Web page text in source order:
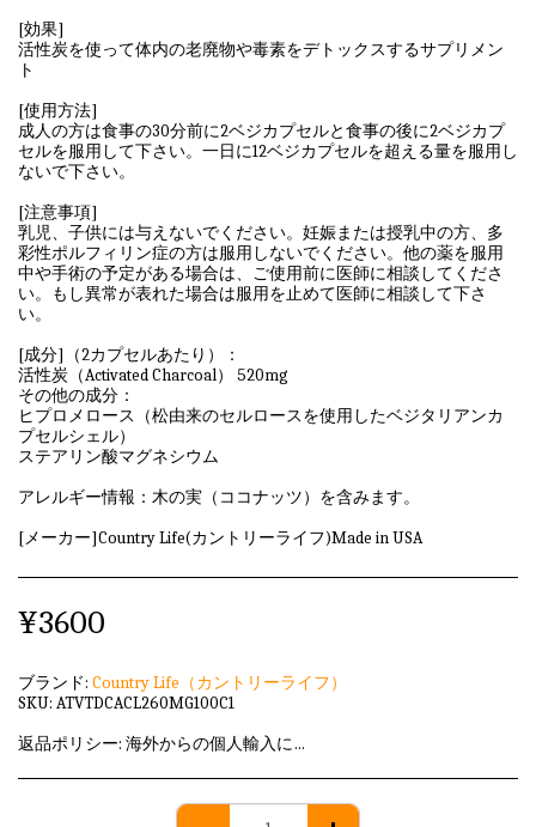
[効果]
活性炭を使って体内の老廃物や毒素をデトックスするサプリメン
ト
[使用方法]
成人の方は食事の30分前に2ベジカプセルと食事の後に2ベジカプ
セルを服用して下さい。一日に12ベジカプセルを超える量を服用し
ないで下さい。
[注意事項]
乳児、子供には与えないでください。妊娠または授乳中の方、多
彩性ポルフィリン症の方は服用しないでください。他の薬を服用
中や手術の予定がある場合は、ご使用前に医師に相談してくださ
い。もし異常が表れた場合は服用を止めて医師に相談して下さ
い。
[成分]（2カプセルあたり）：
活性炭（Activated Charcoal） 520mg
その他の成分：
ヒプロメロース（松由来のセルロースを使用したベジタリアンカ
プセルシェル）
ステアリン酸マグネシウム
アレルギー情報：木の実（ココナッツ）を含みます。
[メーカー]Country Life(カントリーライフ)Made in USA
¥3600
ブランド: Country Life（カントリーライフ）
SKU: ATVTDCACL260MG100C1
返品ポリシー: 海外からの個人輸入に該当しますため、発送後のキャンセル・返品はいずれも承れません。